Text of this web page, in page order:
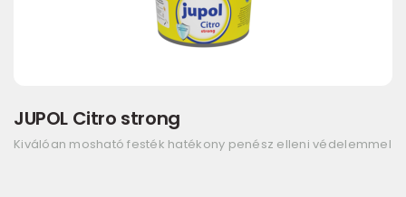
JUPOL Citro strong
Kiválóan mosható festék hatékony penész elleni védelemmel